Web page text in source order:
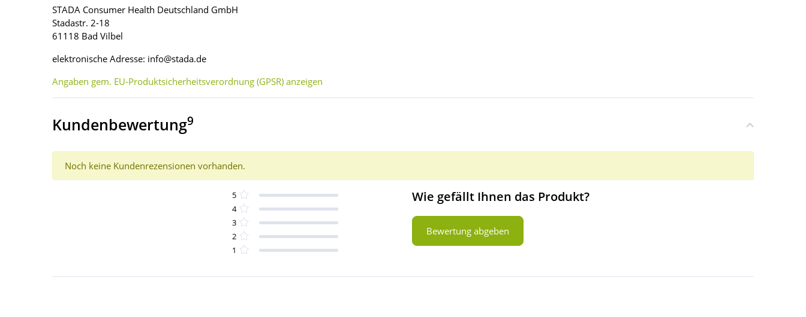
STADA Consumer Health Deutschland GmbH
Stadastr. 2-18
61118 Bad Vilbel
elektronische Adresse: info@stada.de
Angaben gem. EU-Produktsicherheitsverordnung (GPSR) anzeigen
Kundenbewertung9
Noch keine Kundenrezensionen vorhanden.
5
4
3
2
1
Wie gefällt Ihnen das Produkt?
Bewertung abgeben